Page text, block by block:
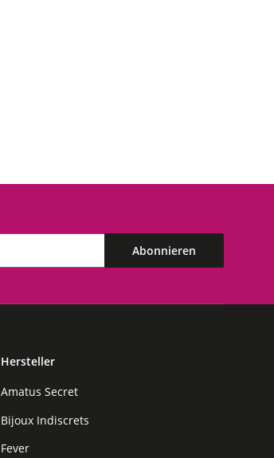
Abonnieren
Hersteller
Amatus Secret
Bijoux Indiscrets
Fever